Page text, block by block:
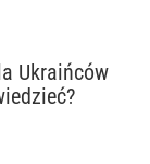
Ukraińców